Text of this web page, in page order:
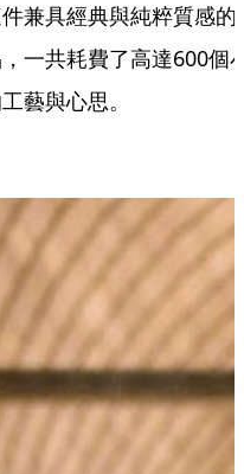
兼具經典與純粹質感的
一共耗費了高達600個
藝與心思。